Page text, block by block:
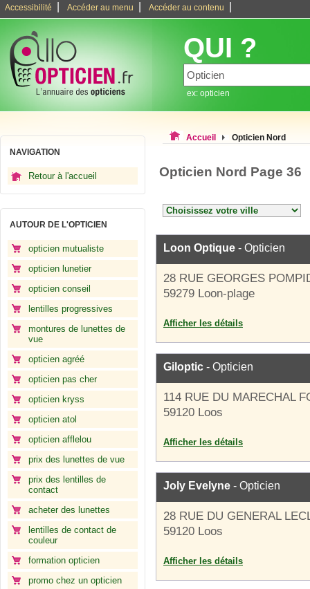
Accessibilité Accéder au menu Accéder au contenu
QUI ?
ex: opticien
NAVIGATION
Retour à l'accueil
AUTOUR DE L'OPTICIEN
opticien mutualiste
opticien lunetier
opticien conseil
lentilles progressives
montures de lunettes de
vue
opticien agréé
opticien pas cher
opticien kryss
opticien atol
opticien afflelou
prix des lunettes de vue
prix des lentilles de
contact
acheter des lunettes
lentilles de contact de
couleur
formation opticien
promo chez un opticien
Accueil Opticien Nord
Opticien Nord Page 36
Loon Optique - Opticien
28 RUE GEORGES
59279 Loon-plage
Afficher les détails
Giloptic - Opticien
114 RUE DU MARECHAL
59120 Loos
Afficher les détails
Joly Evelyne - Opticien
28 RUE DU GENERAL
59120 Loos
Afficher les détails